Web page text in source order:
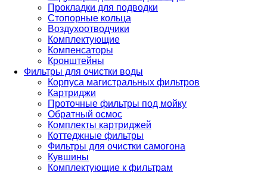
Прокладки для подводки
Стопорные кольца
Воздухоотводчики
Комплектующие
Компенсаторы
Кронштейны
Фильтры для очистки воды
Корпуса магистральных фильтров
Картриджи
Проточные фильтры под мойку
Обратный осмос
Комплекты картриджей
Коттеджные фильтры
Фильтры для очистки самогона
Кувшины
Комплектующие к фильтрам